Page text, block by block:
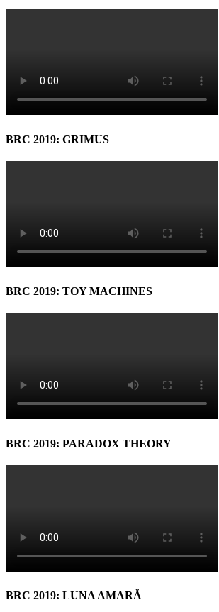
BRC 2019: GRIMUS
BRC 2019: TOY MACHINES
BRC 2019: PARADOX THEORY
BRC 2019: LUNA AMARĂ